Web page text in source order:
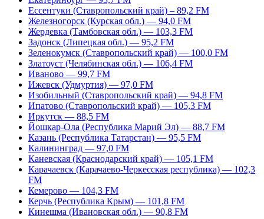
Ессентуки (Ставропольский край) – 89,2 FM
Железногорск (Курская обл.) — 94,0 FM
Жердевка (Тамбовская обл.) — 103,3 FM
Задонск (Липецкая обл.) — 95,2 FM
Зеленокумск (Ставропольский край) — 100,0 FM
Златоуст (Челябинская обл.) — 106,4 FM
Иваново — 99,7 FM
Ижевск (Удмуртия) — 97,0 FM
Изобильный (Ставропольский край) — 94,8 FM
Ипатово (Ставропольский край) — 105,3 FM
Иркутск — 88,5 FM
Йошкар-Ола (Республика Марий Эл) — 88,7 FM
Казань (Республика Татарстан) — 95,5 FM
Калининград — 97,0 FM
Каневская (Краснодарский край) — 105,1 FM
Карачаевск (Карачаево-Черкесская республика) — 102,3
FM
Кемерово — 104,3 FM
Керчь (Республика Крым) — 101,8 FM
Кинешма (Ивановская обл.) — 90,8 FM